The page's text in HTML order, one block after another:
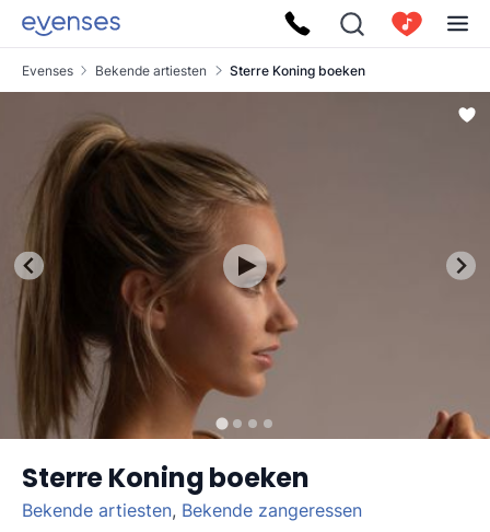
Evenses Bekende artiesten Sterre Koning boeken
Sterre Koning boeken
Bekende artiesten, Bekende zangeressen